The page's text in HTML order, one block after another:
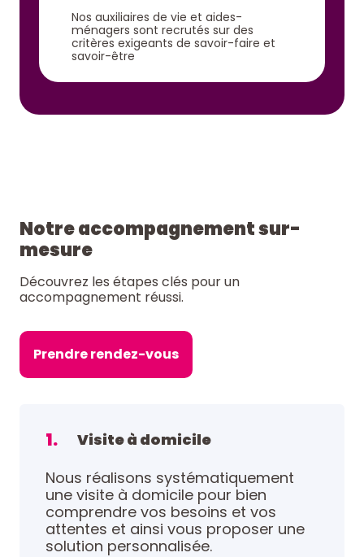
Nos auxiliaires de vie et aides-
ménagers sont recrutés sur des
critères exigeants de savoir-faire et
savoir-être
Notre accompagnement sur-
mesure
Découvrez les étapes clés pour un
accompagnement réussi.
Prendre rendez-vous
1.
Visite à domicile
Nous réalisons systématiquement
une visite à domicile pour bien
comprendre vos besoins et vos
attentes et ainsi vous proposer une
solution personnalisée.